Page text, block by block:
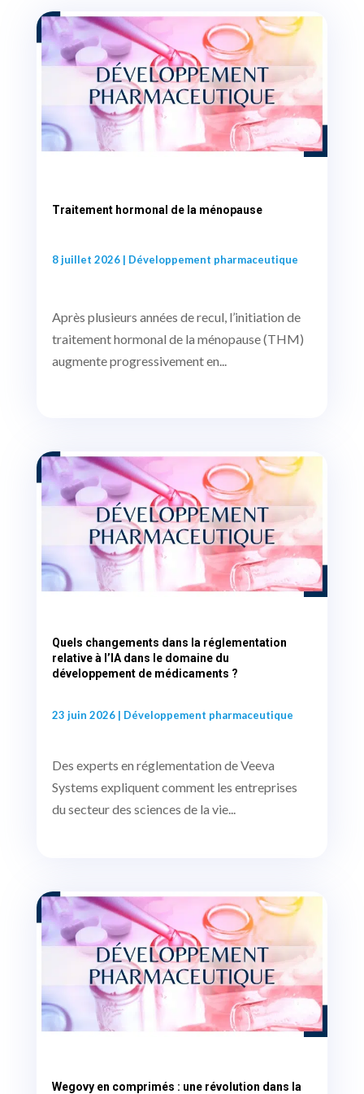
Traitement hormonal de la ménopause
8 juillet 2026| Développement pharmaceutique
Après plusieurs années de recul, l’initiation de
traitement hormonal de la ménopause (THM)
augmente progressivement en...
Quels changements dans la réglementation
relative à l’IA dans le domaine du
développement de médicaments ?
23 juin 2026| Développement pharmaceutique
Des experts en réglementation de Veeva
Systems expliquent comment les entreprises
du secteur des sciences de la vie...
Wegovy en comprimés : une révolution dans la